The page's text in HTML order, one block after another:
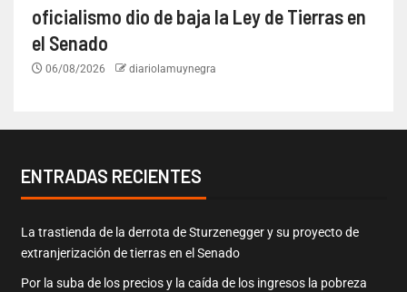
oficialismo dio de baja la Ley de Tierras en
el Senado
06/08/2026 diariolamuynegra
ENTRADAS RECIENTES
La trastienda de la derrota de Sturzenegger y su proyecto de
extranjerización de tierras en el Senado
Por la suba de los precios y la caída de los ingresos la pobreza